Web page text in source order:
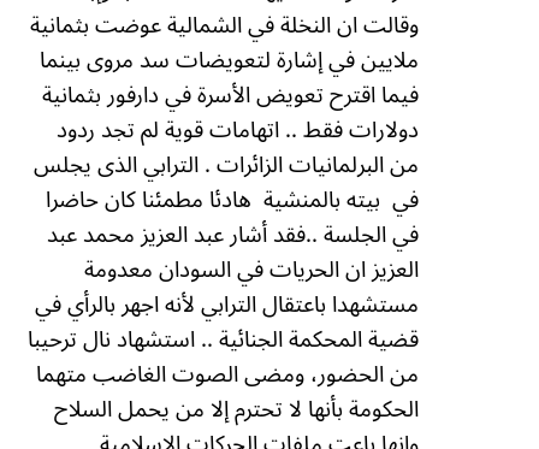
وقالت ان النخلة في الشمالية عوضت بثمانية
ملايين في إشارة لتعويضات سد مروى بينما
فيما اقترح تعويض الأسرة في دارفور بثمانية
دولارات فقط .. اتهامات قوية لم تجد ردود
من البرلمانيات الزائرات .الترابي الذى يجلس
في بيته بالمنشية هادئا مطمئنا كان حاضرا
في الجلسة ..فقد أشار عبد العزيز محمد عبد
العزيز ان الحريات في السودان معدومة
مستشهدا باعتقال الترابي لأنه اجهر بالرأي في
قضية المحكمة الجنائية .. استشهاد نال ترحيبا
من الحضور، ومضى الصوت الغاضب متهما
الحكومة بأنها لا تحترم إلا من يحمل السلاح